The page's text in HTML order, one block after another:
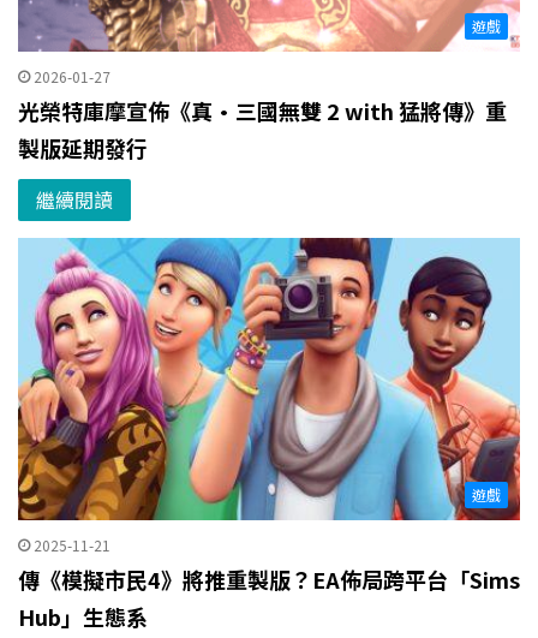
遊戲
2026-01-27
光榮特庫摩宣佈《真·三國無雙 2 with 猛將傳》重
製版延期發行
繼續閱讀
遊戲
2025-11-21
傳《模擬市民4》將推重製版？EA佈局跨平台「Sims
Hub」生態系